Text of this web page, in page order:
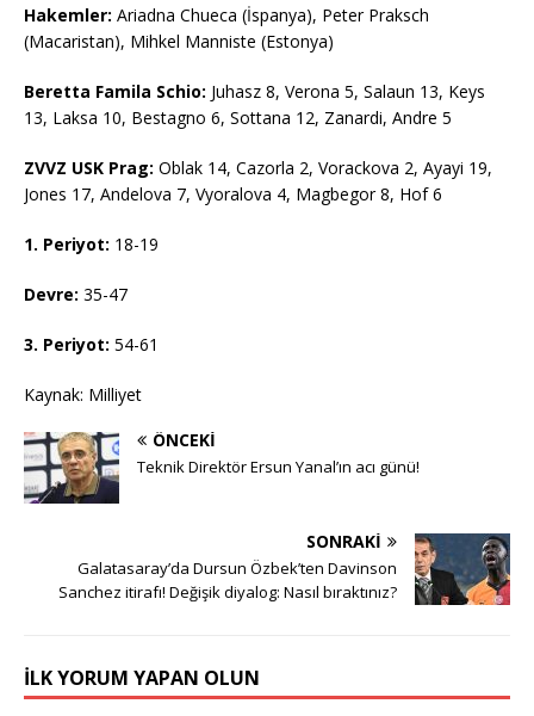
Hakemler: Ariadna Chueca (İspanya), Peter Praksch
(Macaristan), Mihkel Manniste (Estonya)
Beretta Famila Schio: Juhasz 8, Verona 5, Salaun 13, Keys
13, Laksa 10, Bestagno 6, Sottana 12, Zanardi, Andre 5
ZVVZ USK Prag: Oblak 14, Cazorla 2, Vorackova 2, Ayayi 19,
Jones 17, Andelova 7, Vyoralova 4, Magbegor 8, Hof 6
1. Periyot: 18-19
Devre: 35-47
3. Periyot: 54-61
Kaynak: Milliyet
ÖNCEKI
Teknik Direktör Ersun Yanal’ın acı günü!
SONRAKI
Galatasaray’da Dursun Özbek’ten Davinson
Sanchez itirafı! Değişik diyalog: Nasıl bıraktınız?
İLK YORUM YAPAN OLUN